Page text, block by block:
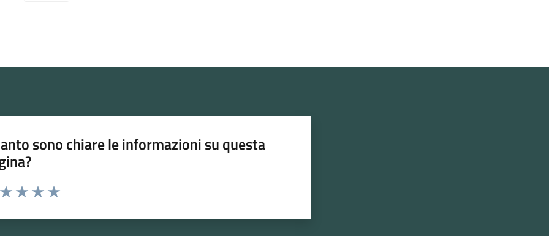
sono chiare le informazioni su questa
da 1 a 5 stelle la pagina